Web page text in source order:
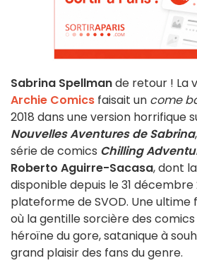
Sabrina Spellmande retour ! La
Archie Comics faisait un come
2018 dans une version horrifique
Nouvelles Aventures de Sabrina
série de comics Chilling
Roberto Aguirre-Sacasa, dont
disponible depuis le 31 décembre
plateforme de SVOD. Une ultime
où la gentille sorcière des
héroïne du gore, satanique à
grand plaisir des fans du genre.